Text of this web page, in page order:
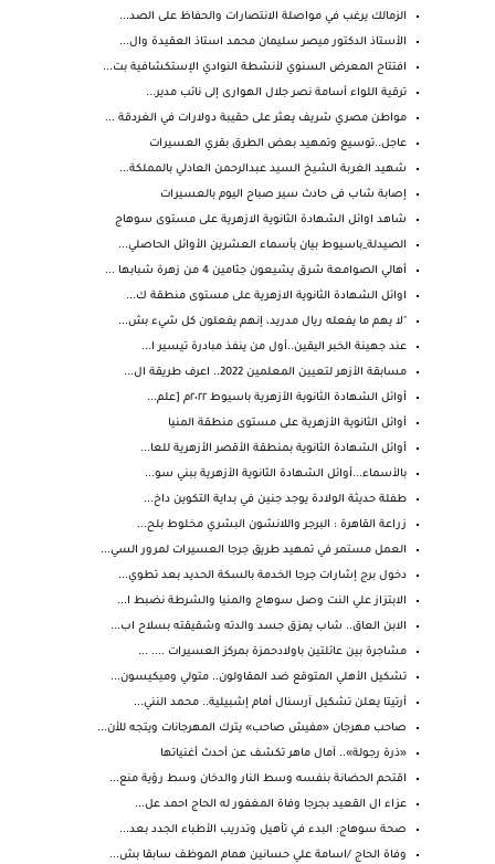
الزمالك يرغب في مواصلة الانتصارات والحفاظ على الصد...
الأستاذ الدكتور ميصر سليمان محمد استاذ العقيدة وال...
افتتاح المعرض السنوي لأنشطة النوادي الإستكشافية بت...
ترقية اللواء أسامة نصر جلال الهوارى إلى نائب مدير...
مواطن مصري شريف يعثر على حقيبة دولارات في الغردقة ...
عاجل..توسيع وتمهيد بعض الطرق بقري العسيرات
شهيد الغربة الشيخ السيد عبدالرحمن العادلي بالمملكة...
إصابة شاب فى حادث سير صباح اليوم بالعسيرات
شاهد اوائل الشهادة الثانوية الازهرية على مستوى سوهاج
الصيدلة_باسيوط بيان بأسماء العشرين الأوائل الحاصلي...
أهالي الصوامعة شرق يشيعون جثامين 4 من زهرة شبابها ...
اوائل الشهادة الثانوية الازهرية على مستوى منطقة ك...
"لا يهم ما يفعله ريال مدريد، إنهم يفعلون كل شيء بش...
عند جهينة الخبر اليقين..أول من ينفذ مبادرة تيسير ا...
مسابقة الأزهر لتعيين المعلمين 2022.. اعرف طريقة ال...
أوائل الشهادة الثانوية الأزهرية باسيوط ٢٠٢٢م [علم...
أوائل الثانوية الأزهرية على مستوى منطقة المنيا
أوائل الشهادة الثانوية بمنطقة الأقصر الأزهرية للعا...
بالأسماء...أوائل الشهادة الثانوية الأزهرية ببني سو...
طفلة حديثة الولادة يوجد جنين في بداية التكوين داخ...
زراعة القاهرة : البرجر واللانشون البشري مخلوط بلح...
العمل مستمر في تمهيد طريق جرجا العسيرات لمرور السي...
دخول برج إشارات جرجا الخدمة بالسكة الحديد بعد تطوي...
الابتزاز علي النت وصل سوهاج والمنيا والشرطة نضبط ا...
الابن العاق.. شاب يمزق جسد والدته وشقيقته بسلاح اب...
مشاجرة بين عائلتين باولادحمزة بمركز العسيرات .... ...
تشكيل الأهلي المتوقع ضد المقاولون.. متولي وميكيسون...
أرتيتا يعلن تشكيل آرسنال أمام إشبيلية.. محمد النني...
صاحب مهرجان «مفيش صاحب» يترك المهرجانات ويتجه للأن...
«ذرة رجولة».. آمال ماهر تكشف عن أحدث أغنياتها
اقتحم الحضانة بنفسه وسط النار والدخان وسط رؤية منع...
عزاء ال القعيد بجرجا وفاة المغفور له الحاج احمد عل...
صحة سوهاج: البدء في تأهيل وتدريب الأطباء الجدد بعد...
وفاة الحاج /اسامة علي حسانين همام الموظف سابقا بش...